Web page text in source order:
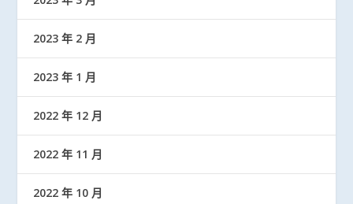
2023 年 2 月
2023 年 1 月
2022 年 12 月
2022 年 11 月
2022 年 10 月